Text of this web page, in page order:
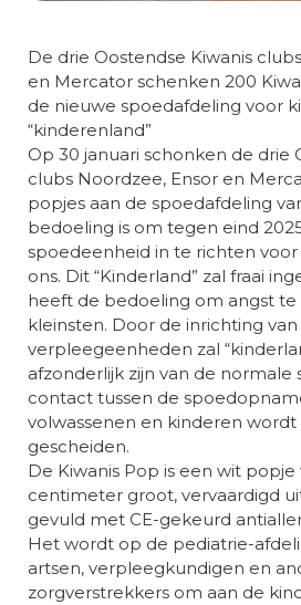
De drie Oostendse Kiwanis
en Mercator schenken 200
de nieuwe spoedafdeling voor
“kinderenland”
Op 30 januari schonken de drie
clubs Noordzee, Ensor en
popjes aan de spoedafdeling
bedoeling is om tegen eind
spoedeenheid in te richten
ons. Dit “Kinderland” zal fraai
heeft de bedoeling om angst te
kleinsten. Door de inrichting
verpleegeenheden zal
afzonderlijk zijn van de
contact tussen de
volwassenen en kinderen wordt
gescheiden.
De Kiwanis Pop is een wit
centimeter groot, vervaardigd
gevuld met CE-gekeurd
Het wordt op de pediatrie-
artsen, verpleegkundigen en
zorgverstrekkers om aan de